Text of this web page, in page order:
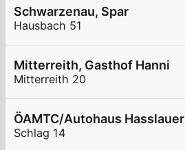
Schwarzenau, Spar
Hausbach 51
Mitterreith, Gasthof Hanni
Mitterreith 20
ÖAMTC/Autohaus Hasslauer
Schlag 14